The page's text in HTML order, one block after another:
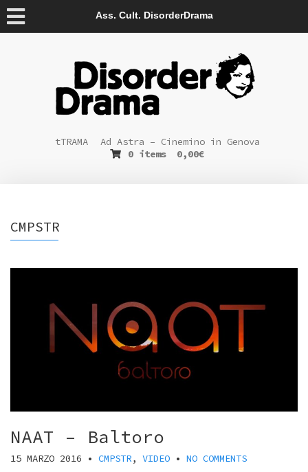
Ass. Cult. DisorderDrama
tTRAMA
Ad Astra – Cinemino in Genova
0 items
0,00€
CMPSTR
NAAT – Baltoro
15 MARZO 2016 • CMPSTR, VIDEO • NO COMMENTS